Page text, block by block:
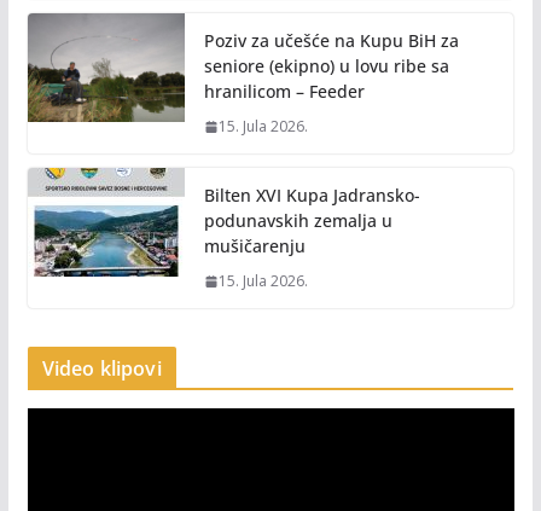
Poziv za učešće na Kupu BiH za
seniore (ekipno) u lovu ribe sa
hranilicom – Feeder
15. Jula 2026.
Bilten XVI Kupa Jadransko-
podunavskih zemalja u
mušičarenju
15. Jula 2026.
Video klipovi